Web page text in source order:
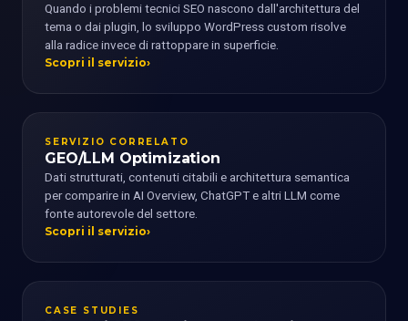
Quando i problemi tecnici SEO nascono dall'architettura del
tema o dai plugin, lo sviluppo WordPress custom risolve
alla radice invece di rattoppare in superficie.
Scopri il servizio
SERVIZIO CORRELATO
GEO/LLM Optimization
Dati strutturati, contenuti citabili e architettura semantica
per comparire in AI Overview, ChatGPT e altri LLM come
fonte autorevole del settore.
Scopri il servizio
CASE STUDIES